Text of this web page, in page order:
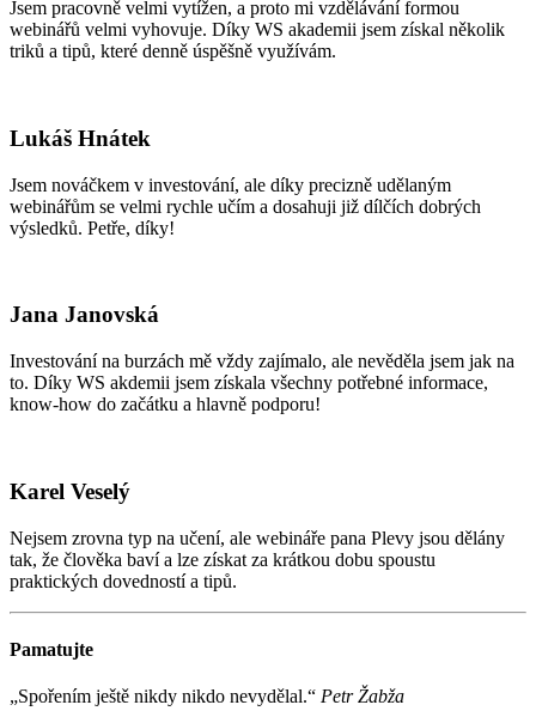
Jsem pracovně velmi vytížen, a proto mi vzdělávání formou
webinářů velmi vyhovuje. Díky WS akademii jsem získal několik
triků a tipů, které denně úspěšně využívám.
Lukáš Hnátek
Jsem nováčkem v investování, ale díky precizně udělaným
webinářům se velmi rychle učím a dosahuji již dílčích dobrých
výsledků. Petře, díky!
Jana Janovská
Investování na burzách mě vždy zajímalo, ale nevěděla jsem jak na
to. Díky WS akdemii jsem získala všechny potřebné informace,
know-how do začátku a hlavně podporu!
Karel Veselý
Nejsem zrovna typ na učení, ale webináře pana Plevy jsou dělány
tak, že člověka baví a lze získat za krátkou dobu spoustu
praktických dovedností a tipů.
Pamatujte
„Spořením ještě nikdy nikdo nevydělal.“ Petr Žabža